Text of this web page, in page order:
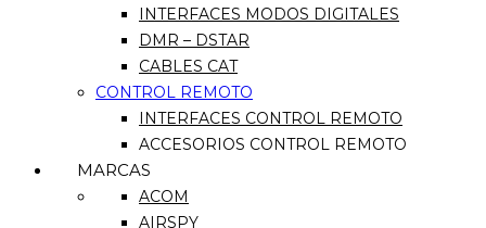
INTERFACES MODOS DIGITALES
DMR – DSTAR
CABLES CAT
CONTROL REMOTO
INTERFACES CONTROL REMOTO
ACCESORIOS CONTROL REMOTO
MARCAS
ACOM
AIRSPY